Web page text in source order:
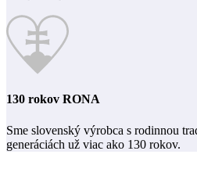
130 rokov RONA
Sme slovenský výrobca s rodinnou
generáciách už viac ako 130 rokov.